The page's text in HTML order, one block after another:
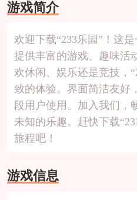
游戏简介
欢迎下载“233乐囩”！这
提供丰富的游戏、趣味活
欢休闲、娱乐还是竞技，
致的体验。界面简洁友好
段用户使用。加入我们，
未知的乐趣。赶快下载
旅程吧！
游戏信息